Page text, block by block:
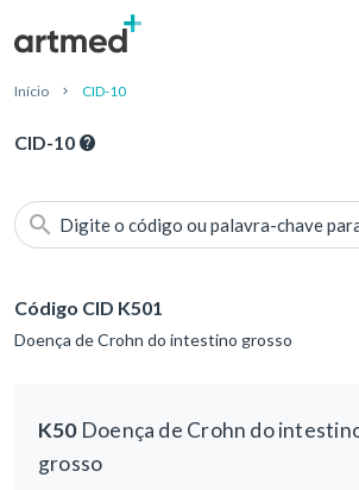
Início CID-10
CID-10
Digite o código ou palavra-chave
Código CID K501
Doença de Crohn do intestino grosso
K50Doença de Crohn do
grosso